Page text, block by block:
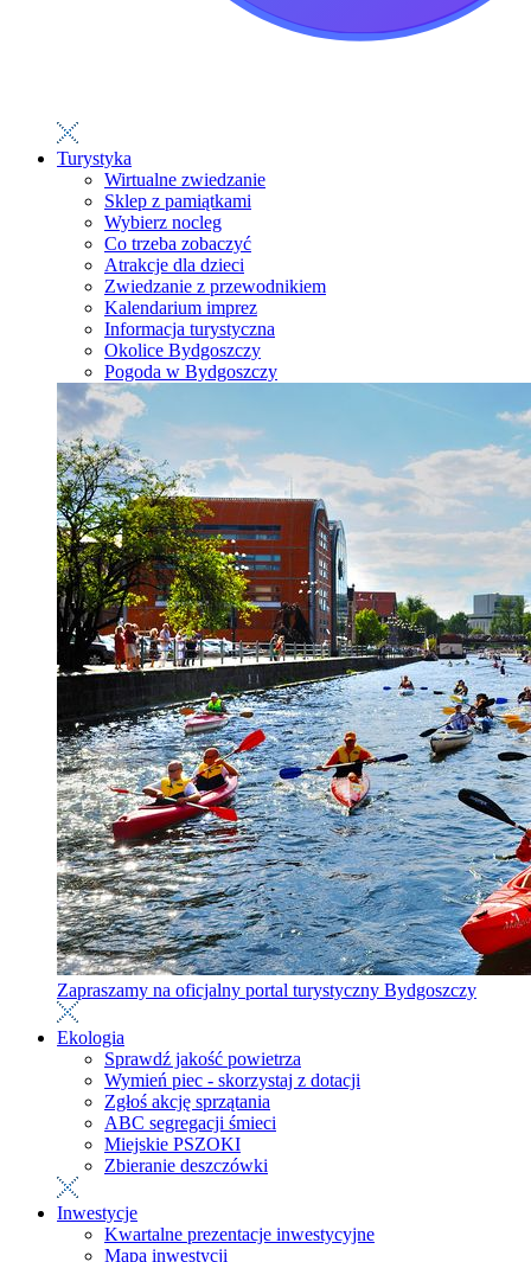
Turystyka
Wirtualne zwiedzanie
Sklep z pamiątkami
Wybierz nocleg
Co trzeba zobaczyć
Atrakcje dla dzieci
Zwiedzanie z przewodnikiem
Kalendarium imprez
Informacja turystyczna
Okolice Bydgoszczy
Pogoda w Bydgoszczy
Zapraszamy na oficjalny portal turystyczny Bydgoszczy
Ekologia
Sprawdź jakość powietrza
Wymień piec - skorzystaj z dotacji
Zgłoś akcję sprzątania
ABC segregacji śmieci
Miejskie PSZOKI
Zbieranie deszczówki
Inwestycje
Kwartalne prezentacje inwestycyjne
Mapa inwestycji